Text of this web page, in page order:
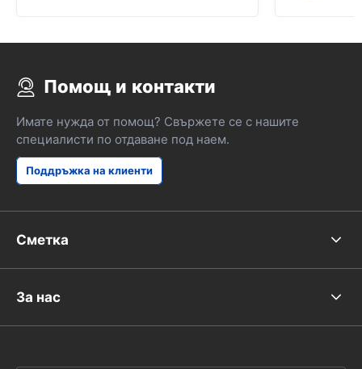
Помощ и контакти
Имате нужда от помощ? Свържете се с нашите
специалисти по отдаване под наем.
Поддръжка на клиенти
Сметка
За нас